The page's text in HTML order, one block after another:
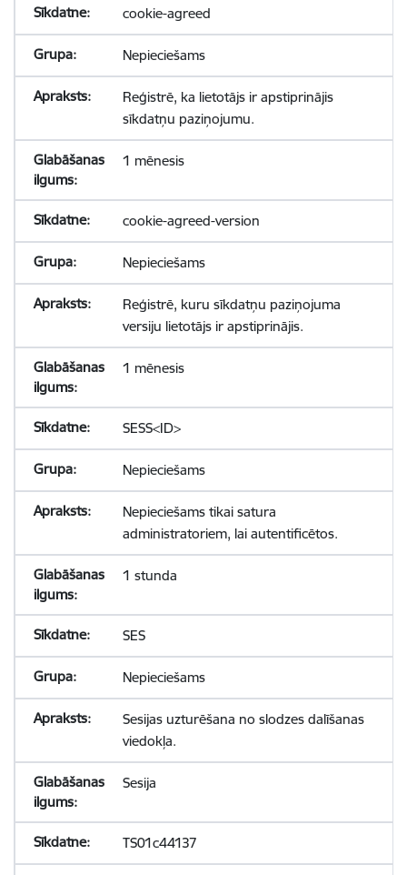
cookie-agreed
Nepieciešams
Reģistrē, ka lietotājs ir apstiprinājis
sīkdatņu paziņojumu.
1 mēnesis
cookie-agreed-version
Nepieciešams
Reģistrē, kuru sīkdatņu paziņojuma
versiju lietotājs ir apstiprinājis.
1 mēnesis
SESS<ID>
Nepieciešams
Nepieciešams tikai satura
administratoriem, lai autentificētos.
1 stunda
SES
Nepieciešams
Sesijas uzturēšana no slodzes dalīšanas
viedokļa.
Sesija
TS01c44137